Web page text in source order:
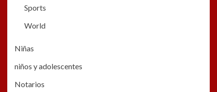
Sports
World
Niñas
niños y adolescentes
Notarios